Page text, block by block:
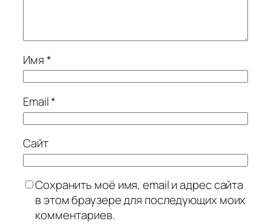
Имя*
Email*
Сайт
Сохранить моё имя, email и адрес сайта
в этом браузере для последующих моих
комментариев.